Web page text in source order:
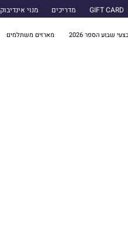
GIFT CARD מדריכים מנוי אינדיבוק
שבוע הספר 2026 מארזים משתלמים